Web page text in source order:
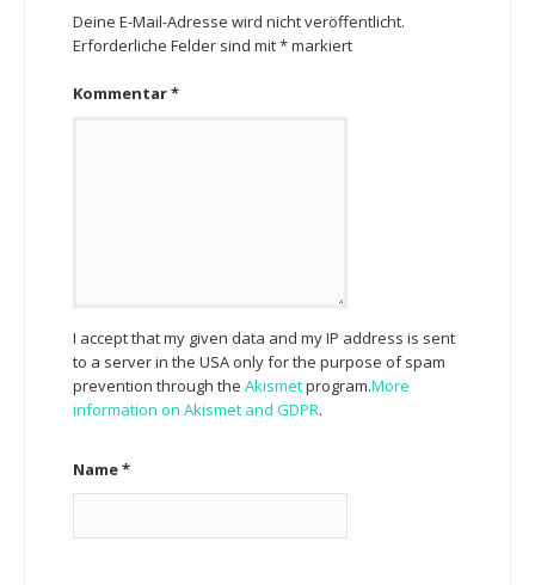
Deine E-Mail-Adresse wird nicht veröffentlicht.
Erforderliche Felder sind mit*markiert
Kommentar*
I accept that my given data and my IP address is sent
to a server in the USA only for the purpose of spam
prevention through the Akismetprogram.More
information on Akismet and GDPR.
Name*